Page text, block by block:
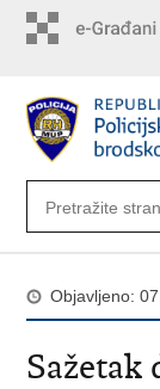
Objavljeno:
Sažetak